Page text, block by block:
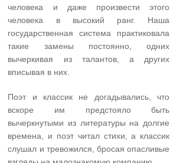
человека и даже произвести этого
человека в высокий ранг. Наша
государственная система практиковала
такие замены постоянно, одних
вычеркивая из талантов, а других
вписывая в них.
Поэт и классик не догадывались, что
вскоре им предстояло быть
вычеркнутыми из литературы на долгие
времена, и поэт читал стихи, а классик
слушал и тревожился, бросая опасливые